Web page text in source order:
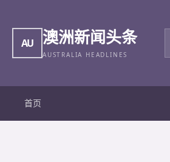
AU 澳洲新闻头条
AUSTRALIA HEADLINES
首页